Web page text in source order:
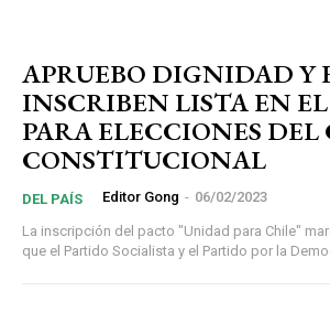
APRUEBO DIGNIDAD Y
INSCRIBEN LISTA EN EL
PARA ELECCIONES DEL
CONSTITUCIONAL
DEL PAÍS Editor Gong - 06/02/2023
La inscripción del pacto "Unidad para Chile"
que el Partido Socialista y el Partido por la